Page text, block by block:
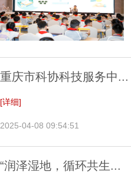
重庆市科协科技服务中...
[详细]
2025-04-08 09:54:51
“润泽湿地，循环共生...